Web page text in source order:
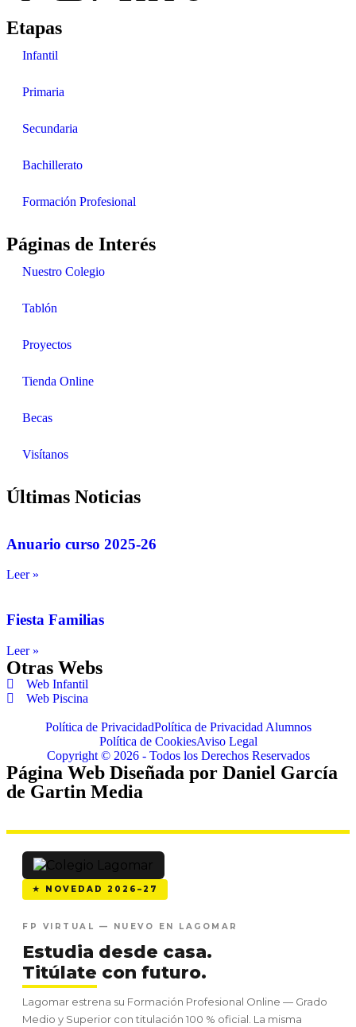
Etapas
Infantil
Primaria
Secundaria
Bachillerato
Formación Profesional
Páginas de Interés
Nuestro Colegio
Tablón
Proyectos
Tienda Online
Becas
Visítanos
Últimas Noticias
Anuario curso 2025-26
Leer »
Fiesta Familias
Leer »
Otras Webs
Web Infantil
Web Piscina
Política de PrivacidadPolítica de Privacidad Alumnos
Política de CookiesAviso Legal
Copyright © 2026 - Todos los Derechos Reservados
Página Web Diseñada por Daniel García
de Gartin Media
★ NOVEDAD 2026–27
FP VIRTUAL — NUEVO EN LAGOMAR
Estudia desde casa.
Titúlate con futuro.
Lagomar estrena su Formación Profesional Online — Grado
Medio y Superior con titulación 100 % oficial. La misma